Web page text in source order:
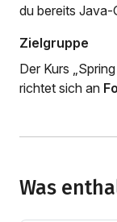
du bereits Java-
Zielgruppe
Der Kurs
richtet sich an
Was